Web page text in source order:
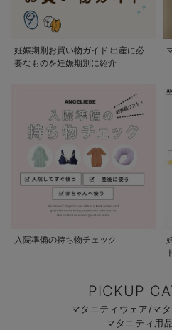
妊娠期別お買い物ガイド 出産に必
要なものを妊娠期別に紹介
入院準備の持ち物チェック
PICKUP
マタニティウェア/マ
マタニティ用